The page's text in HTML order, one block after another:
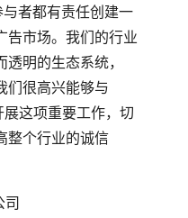
者都有责任创建一
告市场。我们的行业
明的生态系统，
们很高兴能够与
这项重要工作，切
整个行业的诚信
司